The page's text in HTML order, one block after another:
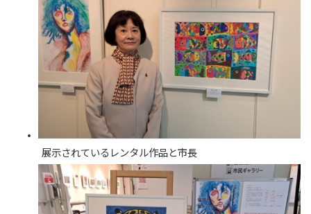
展示されているレンタル作品と市長